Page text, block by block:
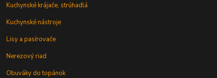
Kuchynské krájače, strúhadlá
Kuchynské nástroje
Lisy a pasírovače
Nerezový riad
Obuváky do topánok